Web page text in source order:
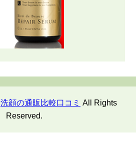
洗顔の通販比較口コミ All Rights
Reserved.